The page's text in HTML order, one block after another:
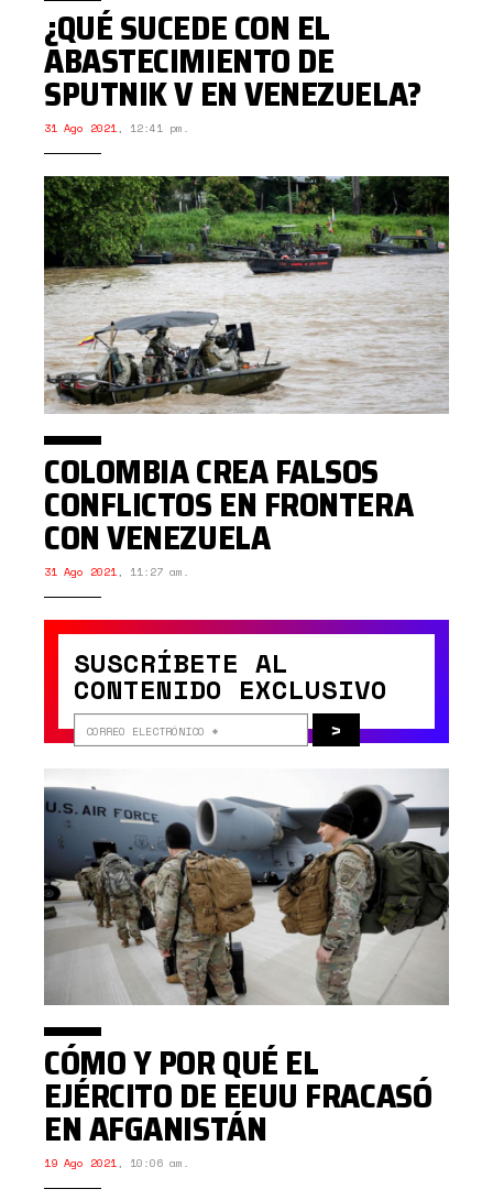
¿QUÉ SUCEDE CON EL
ABASTECIMIENTO DE
SPUTNIK V EN VENEZUELA?
31 Ago 2021, 12:41 pm.
SUSCRÍBETE AL
CONTENIDO EXCLUSIVO
>
COLOMBIA CREA FALSOS
CONFLICTOS EN FRONTERA
CON VENEZUELA
31 Ago 2021, 11:27 am.
CÓMO Y POR QUÉ EL
EJÉRCITO DE EEUU FRACASÓ
EN AFGANISTÁN
19 Ago 2021, 10:06 am.